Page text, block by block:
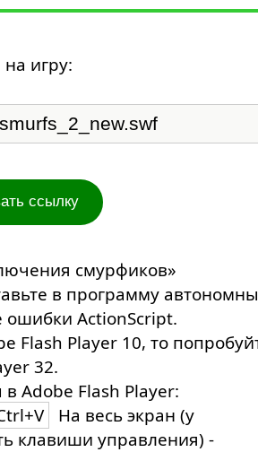
игру:
ссылку
смурфиков»
в программу
ошибки ActionScript.
Flash Player 10, то
32.
Adobe Flash Player:
На весь экран (у
клавиши управления) -